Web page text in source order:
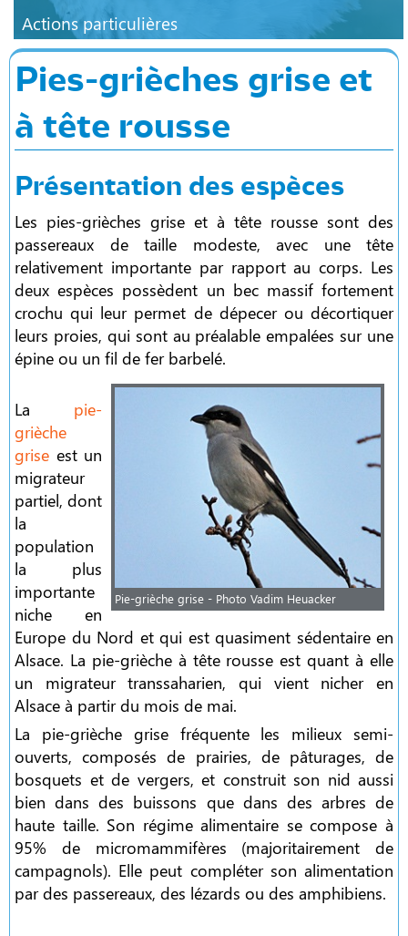
Actions particulières
Pies-grièches grise et
à tête rousse
Présentation des espèces
Les pies-grièches grise et à tête rousse sont des
passereaux de taille modeste, avec une tête
relativement importante par rapport au corps. Les
deux espèces possèdent un bec massif fortement
crochu qui leur permet de dépecer ou décortiquer
leurs proies, qui sont au préalable empalées sur une
épine ou un fil de fer barbelé.
Pie-grièche grise - Photo Vadim Heuacker
La pie-
grièche
grise est un
migrateur
partiel, dont
la
population
la plus
importante
niche en
Europe du Nord et qui est quasiment sédentaire en
Alsace. La pie-grièche à tête rousse est quant à elle
un migrateur transsaharien, qui vient nicher en
Alsace à partir du mois de mai.
La pie-grièche grise fréquente les milieux semi-
ouverts, composés de prairies, de pâturages, de
bosquets et de vergers, et construit son nid aussi
bien dans des buissons que dans des arbres de
haute taille. Son régime alimentaire se compose à
95% de micromammifères (majoritairement de
campagnols). Elle peut compléter son alimentation
par des passereaux, des lézards ou des amphibiens.